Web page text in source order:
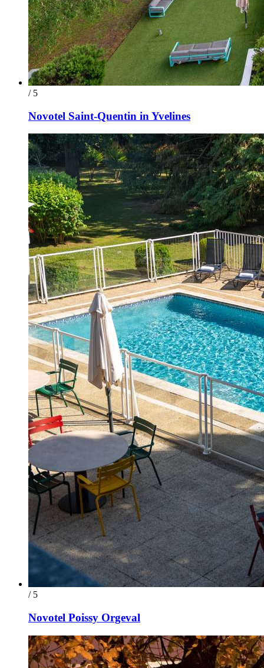
/ 5
Novotel Saint-Quentin in Yvelines
/ 5
Novotel Poissy Orgeval